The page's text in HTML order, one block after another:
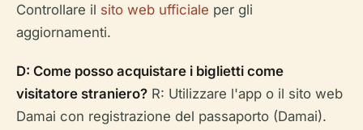
Controllare il sito web ufficiale per gli
aggiornamenti.
D: Come posso acquistare i biglietti come
visitatore straniero? R: Utilizzare l'app o il sito web
Damai con registrazione del passaporto (Damai).